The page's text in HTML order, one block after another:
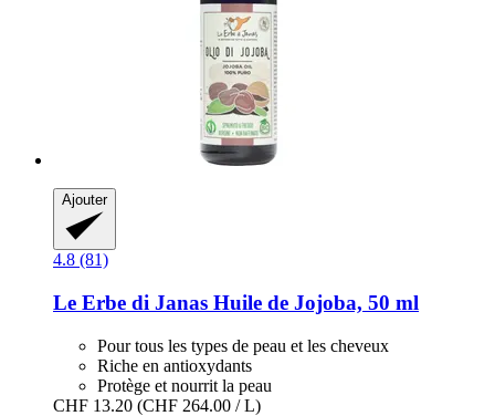
Ajouter
4.8 (81)
Le Erbe di Janas Huile de Jojoba, 50 ml
Pour tous les types de peau et les cheveux
Riche en antioxydants
Protège et nourrit la peau
CHF 13.20 (CHF 264.00 / L)